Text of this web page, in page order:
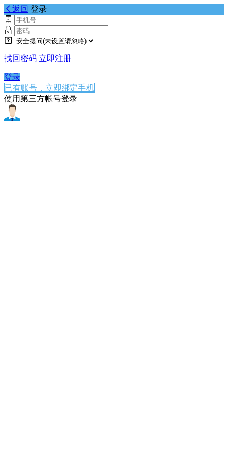
返回 登录
找回密码 立即注册
登录
已有账号，立即绑定手机
使用第三方帐号登录